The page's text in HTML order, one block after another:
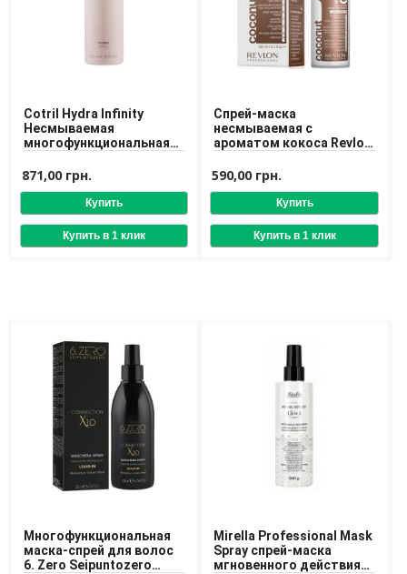
Cotril Hydra Infinity
Несмываемая
многофункциональная
действия
871,00 грн.
Спрей-маска
несмываемая с
ароматом кокоса Revlon
590,00 грн.
Многофункциональная
маска-спрей для волос
6. Zero Seipuntozero
Mirella Professional Mask
Spray спрей-маска
мгновенного действия